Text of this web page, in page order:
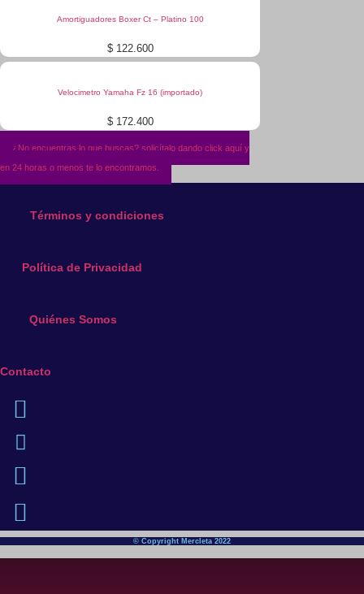
Amortiguadores Boxer Ct – Platino 100
$122.600
Velocimetro Yamaha Fz 16 (importado)
$172.400
¿No encuentras lo que buscas? solicítalo dando click aquí y
en 24 horas o menos te lo encontramos.
Términos y condiciones
Política de Privacidad
Quiénes Somos
Contacto
© Copyright Mercleta 2022